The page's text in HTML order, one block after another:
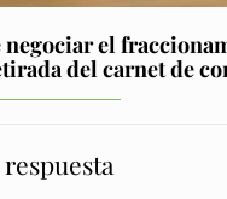
negociar el
del carnet de